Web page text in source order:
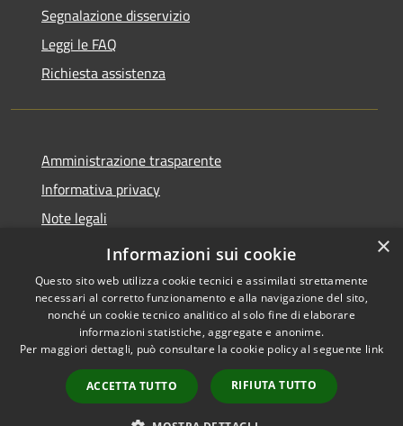
Segnalazione disservizio
Leggi le FAQ
Richiesta assistenza
Amministrazione trasparente
Informativa privacy
Note legali
Dichiarazione di accessibilità
Accessibilità
Copyright © 2026 • Città di
Gonzaga • Powered by
Municipium•
Accesso
redazione
×
Informazioni sui cookie
Questo sito web utilizza cookie tecnici e assimilati strettamente
necessari al corretto funzionamento e alla navigazione del sito,
nonché un cookie tecnico analitico al solo fine di elaborare
informazioni statistiche, aggregate e anonime.
Per maggiori dettagli, può consultare la cookie policy al seguente link
ACCETTA TUTTO RIFIUTA TUTTO